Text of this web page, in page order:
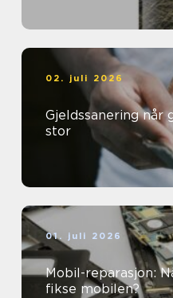
02. juli 2026
Gjeldssanering når gjelden har blitt for
stor
01. juli 2026
Mobil-reparasjon:
fikse mobilen?